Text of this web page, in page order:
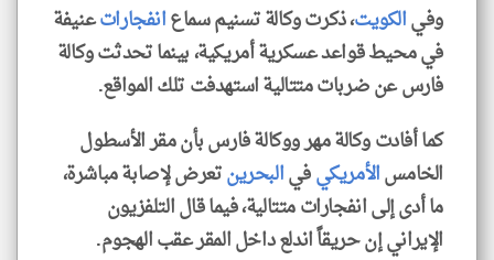
وفيالكويت، ذكرت وكالة تسنيم سماعانفجاراتعنيفة
في محيط قواعد عسكرية أمريكية، بينما تحدثت وكالة
فارس عن ضربات متتالية استهدفت تلك المواقع.
كما أفادت وكالة مهر ووكالة فارس بأن مقر الأسطول
الخامسالأمريكيفيالبحرينتعرض لإصابة مباشرة،
ما أدى إلى انفجارات متتالية، فيما قال التلفزيون
الإيراني إن حريقاً اندلع داخل المقر عقب الهجوم.